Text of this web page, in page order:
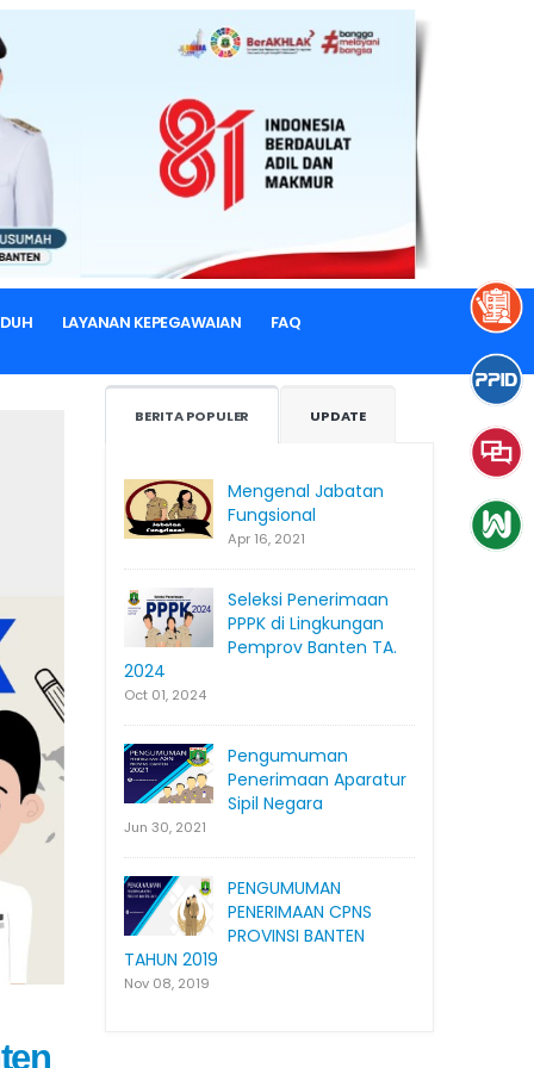
LAYANAN KEPEGAWAIAN FAQ
BERITA POPULER UPDATE
Mengenal Jabatan
Fungsional
Apr 16, 2021
Seleksi Penerimaan
PPPK di Lingkungan
Pemprov Banten TA.
2024
Oct 01, 2024
Pengumuman
Penerimaan Aparatur
Sipil Negara
Jun 30, 2021
PENGUMUMAN
PENERIMAAN CPNS
PROVINSI BANTEN
TAHUN 2019
Nov 08, 2019